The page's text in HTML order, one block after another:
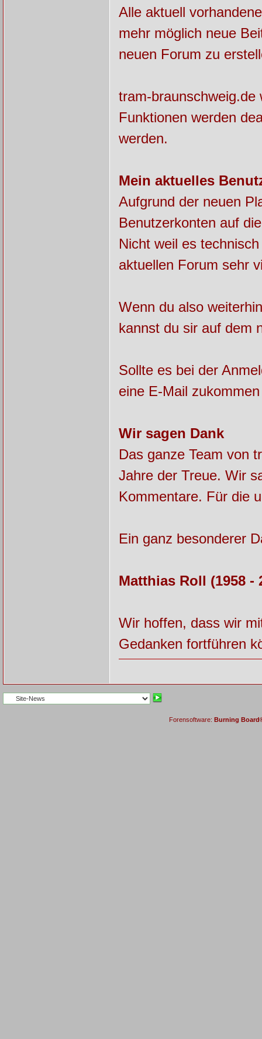
Alle aktuell
mehr möglich neue
neuen Forum zu
tram-braunschweig.de
Funktionen werden
werden.
Mein aktuelles
Aufgrund der neuen
Benutzerkonten auf
Nicht weil es
aktuellen Forum sehr
Wenn du also
kannst du sir auf dem
Sollte es bei der
eine E-Mail
Wir sagen Dank
Das ganze Team von
Jahre der Treue. Wir
Kommentare. Für die
Ein ganz besonderer
Matthias Roll (1958 -
Wir hoffen, dass wir
Gedanken fortführen
Forensoftware: Burning